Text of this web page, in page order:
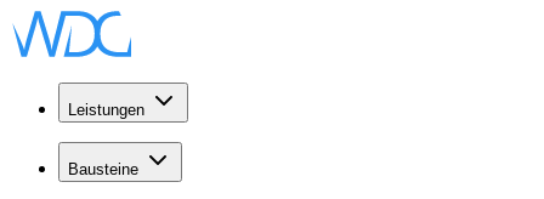
Leistungen
Bausteine